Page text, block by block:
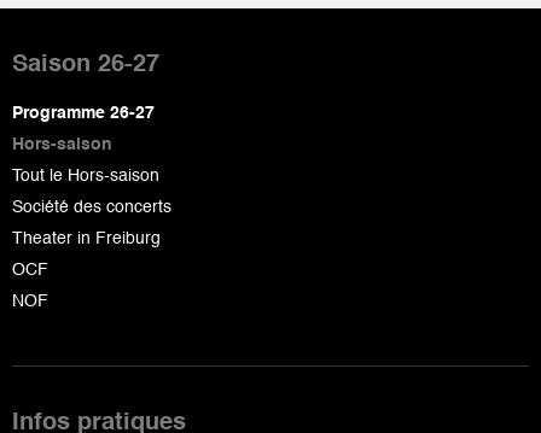
de
page
Saison 26-27
Programme 26-27
Hors-saison
Tout le Hors-saison
Société des concerts
Theater in Freiburg
OCF
NOF
Infos pratiques